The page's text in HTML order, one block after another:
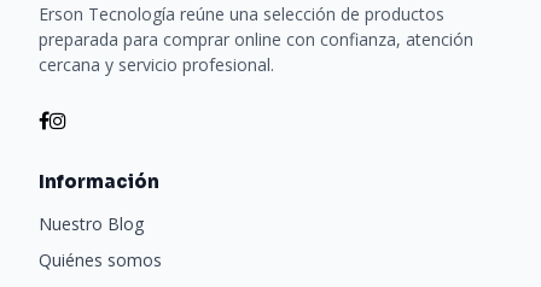
Erson Tecnología reúne una selección de productos
preparada para comprar online con confianza, atención
cercana y servicio profesional.
Información
Nuestro Blog
Quiénes somos